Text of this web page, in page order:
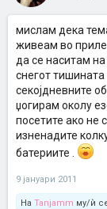
мислам дека
живеам во
да се наситам
снегот
секојдневните
џогирам околу
посетите ако не
изненадите
батериите .
9 јануари 2011
На Tanjamm му/ѝ